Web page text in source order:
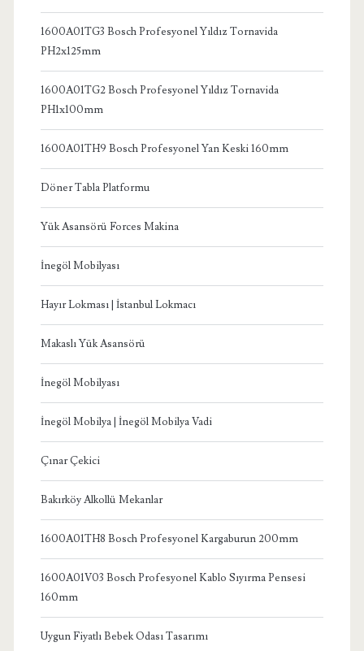
1600A01TG3 Bosch Profesyonel Yıldız Tornavida
PH2x125mm
1600A01TG2 Bosch Profesyonel Yıldız Tornavida
PH1x100mm
1600A01TH9 Bosch Profesyonel Yan Keski 160mm
Döner Tabla Platformu
Yük Asansörü Forces Makina
İnegöl Mobilyası
Hayır Lokması | İstanbul Lokmacı
Makaslı Yük Asansörü
İnegöl Mobilyası
İnegöl Mobilya | İnegöl Mobilya Vadi
Çınar Çekici
Bakırköy Alkollü Mekanlar
1600A01TH8 Bosch Profesyonel Kargaburun 200mm
1600A01V03 Bosch Profesyonel Kablo Sıyırma Pensesi
160mm
Uygun Fiyatlı Bebek Odası Tasarımı